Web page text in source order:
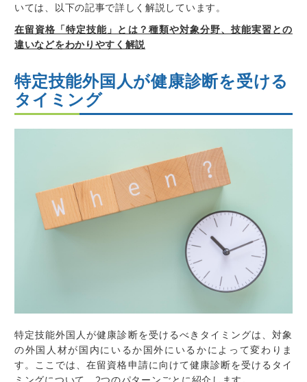
いては、以下の記事で詳しく解説しています。
在留資格「特定技能」とは？種類や対象分野、技能実習との
違いなどをわかりやすく解説
特定技能外国人が健康診断を受ける
タイミング
特定技能外国人が健康診断を受けるべきタイミングは、対象
の外国人材が国内にいるか国外にいるかによって変わりま
す。ここでは、在留資格申請に向けて健康診断を受けるタイ